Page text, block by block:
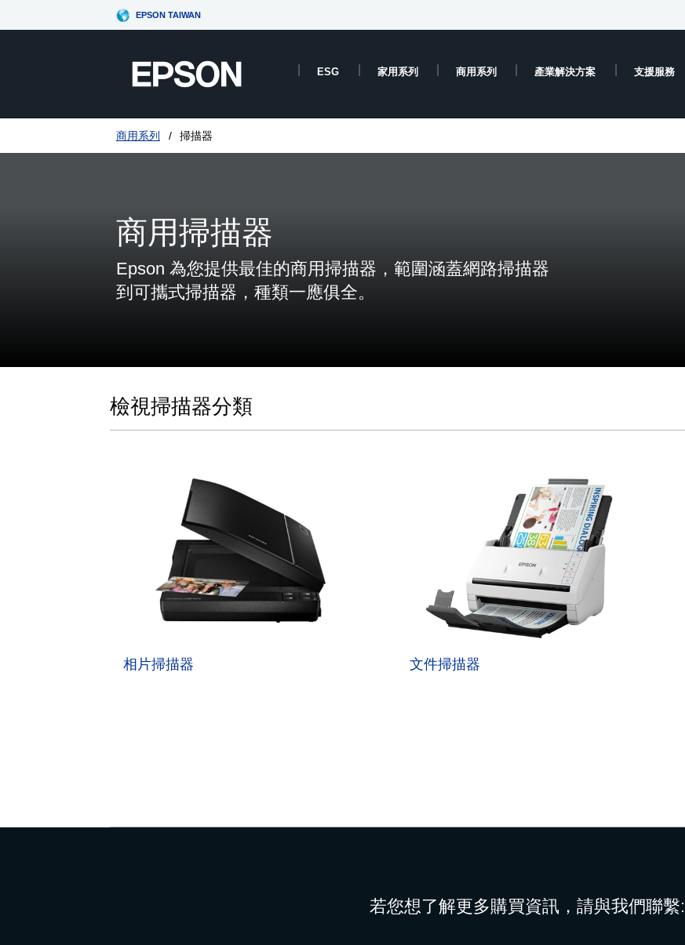
EPSON TAIWAN
ESG 家用系列 商用系列 產業解決方案 支援服務
商用系列 掃描器
商用掃描器
Epson 為您提供最佳的商用掃描器，範圍涵蓋網路掃描器
到可攜式掃描器，種類一應俱全。
檢視掃描器分類
相片掃描器 文件掃描器
若您想了解更多購買資訊，請與我們聯繫: